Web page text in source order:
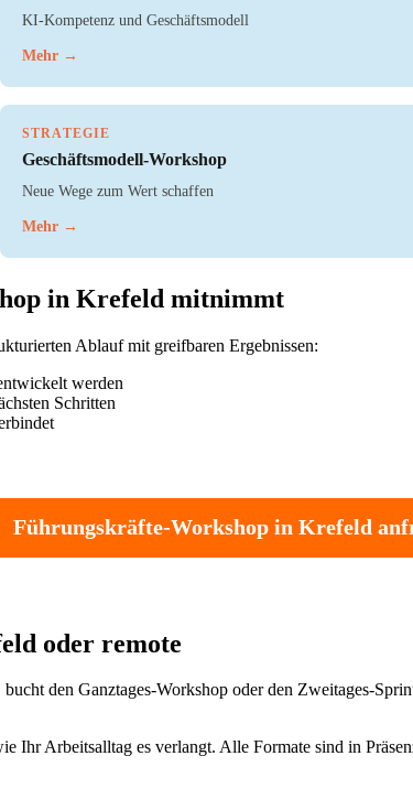
KI-Kompetenz und Geschäftsmodell
Mehr →
STRATEGIE
Geschäftsmodell-Workshop
Neue Wege zum Wert schaffen
Mehr →
in Krefeld mitnimmt
Ablauf mit greifbaren Ergebnissen:
werden
Schritten
Führungskräfte-Workshop in Krefeld
oder remote
den Ganztages-Workshop oder den Zweitages-
Arbeitsalltag es verlangt. Alle Formate sind in